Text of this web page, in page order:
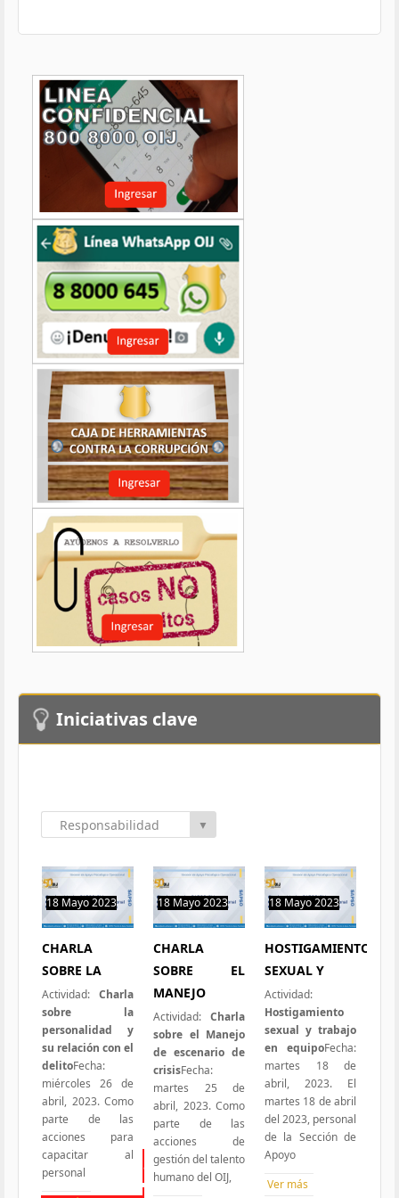
Iniciativas clave
Todas las Iniciativas
Responsabilidad
▼
18 Mayo 2023
CHARLA
SOBRE LA
Actividad:Charla
sobre la
personalidad y
su relación con el
delitoFecha:
miércoles 26 de
abril, 2023. Como
parte de las
acciones para
capacitar al
personal
18 Mayo 2023
CHARLA
SOBRE EL
MANEJO
Actividad:Charla
sobre el Manejo
de escenario de
crisisFecha:
martes 25 de
abril, 2023. Como
parte de las
acciones de
gestión del talento
humano del OIJ,
18 Mayo 2023
HOSTIGAMIENTO
SEXUAL Y
Actividad:
Hostigamiento
sexual y trabajo
en equipoFecha:
martes 18 de
abril, 2023. El
martes 18 de abril
del 2023, personal
de la Sección de
Apoyo
Ver más